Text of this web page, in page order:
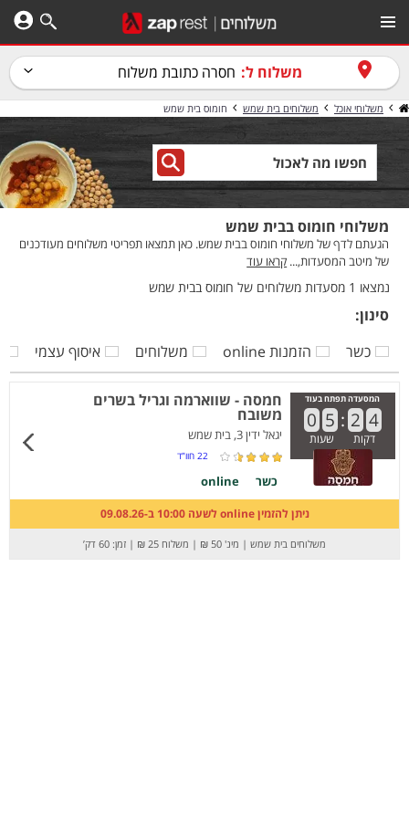
משלוח ל: חסרה כתובת משלוח
משלוחי אוכל משלוחים בית שמש חומוס בית שמש
משלוחי חומוס בבית שמש
הגעתם לדף של משלוחי חומוס בבית שמש. כאן תמצאו תפריטי משלוחים מעודכנים
של מיטב המסעדות,... קראו עוד
נמצאו 1 מסעדות משלוחים של חומוס בבית שמש
סינון:
כשר
הזמנות online משלוחים איסוף עצמי
המסעדה תפתח בעוד
0 5 : 2 4
דקות שעות
חמסה - שווארמה וגריל בשרים
משובח
יגאל ידין 3, בית שמש
22 חוו”ד
כשר online
ניתן להזמין online לשעה 10:00 ב-09.08.26
משלוחים בית שמש | מינ' 50 ₪ | משלוח 25 ₪ | זמן: 60 דק’